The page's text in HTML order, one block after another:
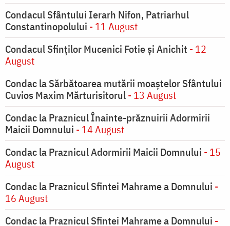
Condacul Sfântului Ierarh Nifon, Patriarhul
Constantinopolului - 11 August
Condacul Sfinţilor Mucenici Fotie şi Anichit - 12
August
Condac la Sărbătoarea mutării moaştelor Sfântului
Cuvios Maxim Mărturisitorul- 13 August
Condac la Praznicul Înainte-prăznuirii Adormirii
Maicii Domnului - 14 August
Condac la Praznicul Adormirii Maicii Domnului - 15
August
Condac la Praznicul Sfintei Mahrame a Domnului -
16 August
Condac la Praznicul Sfintei Mahrame a Domnului -